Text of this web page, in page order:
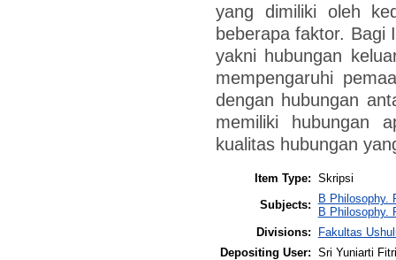
yang dimiliki oleh
beberapa faktor. Bagi
yakni hubungan
mempengaruhi
dengan hubungan
memiliki hubungan
kualitas hubungan
Item Type: Skripsi
Subjects:
B Philosophy.
B Philosophy.
Divisions:
Fakultas
Depositing User: Sri Yuniarti